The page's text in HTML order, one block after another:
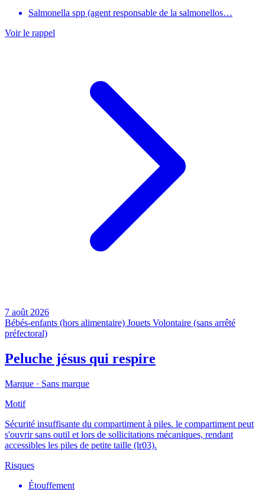
Salmonella spp (agent responsable de la salmonellos…
Voir le rappel
7 août 2026
Bébés-enfants (hors alimentaire) Jouets Volontaire (sans arrêté
préfectoral)
Peluche jésus qui respire
Marque · Sans marque
Motif
Sécurité insuffisante du compartiment à piles. le compartiment peut
s'ouvrir sans outil et lors de sollicitations mécaniques, rendant
accessibles les piles de petite taille (lr03).
Risques
Étouffement